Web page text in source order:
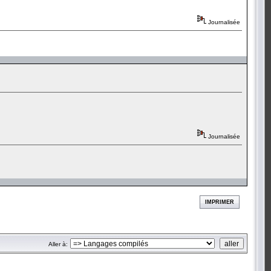
Journalisée
Journalisée
IMPRIMER
Aller à: